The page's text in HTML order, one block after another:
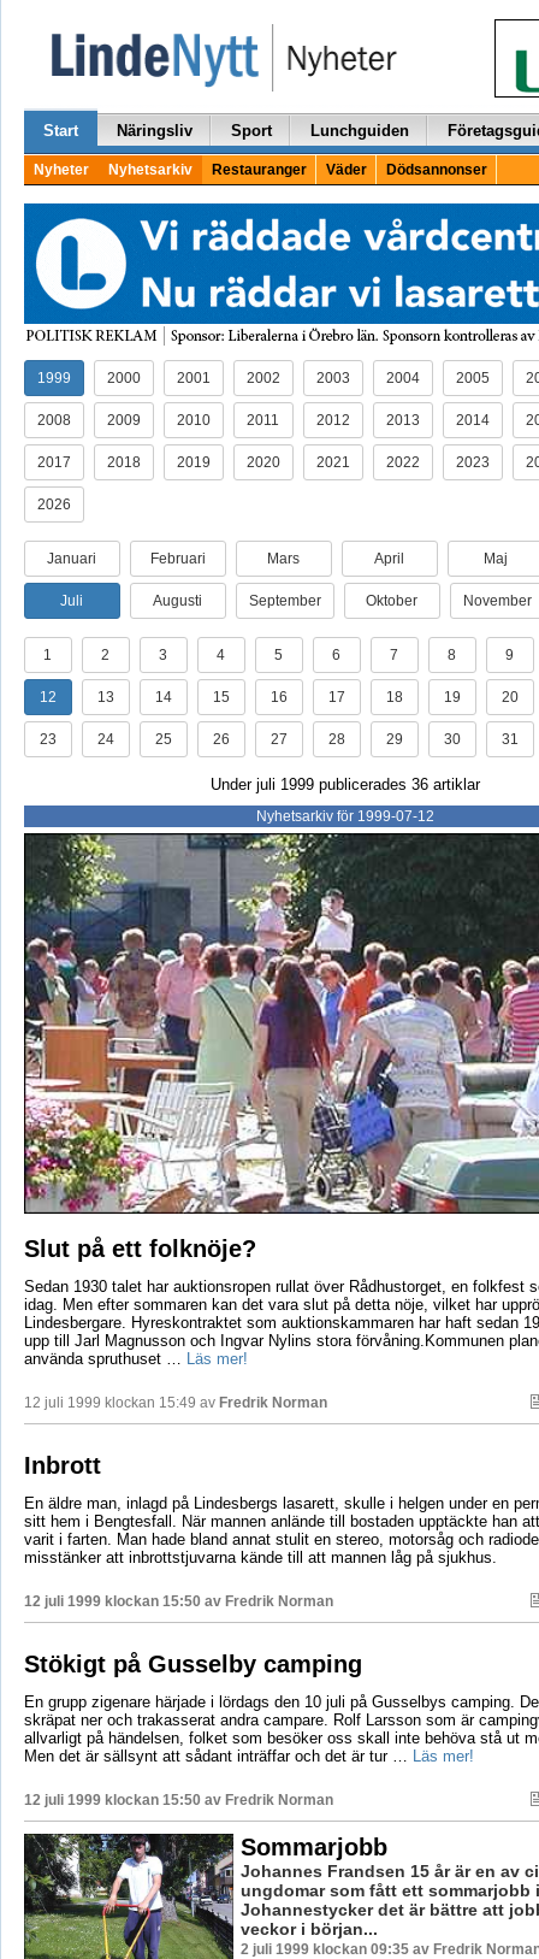
Start Näringsliv Sport Lunchguiden
Nyheter Nyhetsarkiv Restauranger Väder Dödsannonser
1999 2000 2001 2002 2003 2004 2005
2008 2009 2010 2011 2012 2013 2014
2017 2018 2019 2020 2021 2022 2023
2026
Januari Februari Mars April Maj
Juli Augusti September Oktober November
1 2 3 4 5 6 7 8 9
12 13 14 15 16 17 18 19 20
23 24 25 26 27 28 29 30 31
Under juli 1999 publicerades 36 artiklar
Nyhetsarkiv för 1999-07-12
Slut på ett folknöje?
Sedan 1930 talet har auktionsropen rullat över Rådhustorget, en folkfest
idag. Men efter sommaren kan det vara slut på detta nöje, vilket har
Lindesbergare. Hyreskontraktet som auktionskammaren har haft sedan
upp till Jarl Magnusson och Ingvar Nylins stora förvåning.Kommunen
använda spruthuset …
Läs mer!
12 juli 1999 klockan 15:49 av Fredrik Norman
Inbrott
En äldre man, inlagd på Lindesbergs lasarett, skulle i helgen under en
sitt hem i Bengtesfall. När mannen anlände till bostaden upptäckte han
varit i farten. Man hade bland annat stulit en stereo, motorsåg och
misstänker att inbrottstjuvarna kände till att mannen låg på sjukhus.
12 juli 1999 klockan 15:50 av Fredrik Norman
Stökigt på Gusselby camping
En grupp zigenare härjade i lördags den 10 juli på Gusselbys camping.
skräpat ner och trakasserat andra campare. Rolf Larsson som är
allvarligt på händelsen, folket som besöker oss skall inte behöva stå ut
Men det är sällsynt att sådant inträffar och det är tur …
Läs mer!
12 juli 1999 klockan 15:50 av Fredrik Norman
Sommarjobb
Johannes Frandsen 15 år är en av
ungdomar som fått ett sommarjobb
Johannestycker det är bättre att
veckor i början...
2 juli 1999 klockan 09:35 av Fredrik